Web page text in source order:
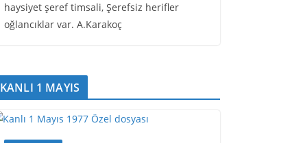
haysiyet şeref timsali, Şerefsiz herifler
oğlancıklar var. A.Karakoç
KANLI 1 MAYIS